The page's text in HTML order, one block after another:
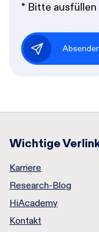
* Bitte ausfüllen
Wichtige
Karriere
Research-Blog
HiAcademy
Kontakt